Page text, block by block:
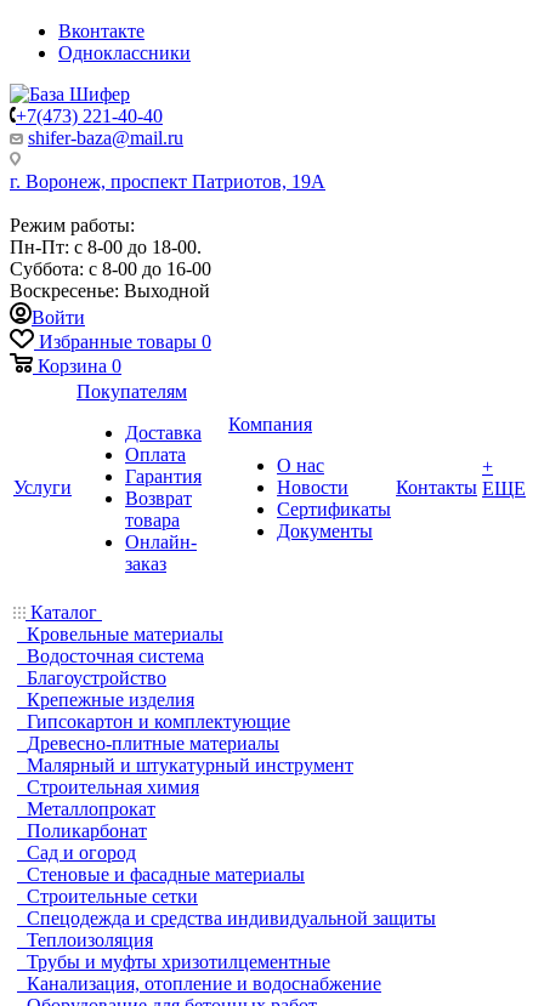
Вконтакте
Одноклассники
+7(473) 221-40-40
shifer-baza@mail.ru
г. Воронеж, проспект Патриотов, 19А
Режим работы:
Пн-Пт: с 8-00 до 18-00.
Суббота: с 8-00 до 16-00
Воскресенье: Выходной
Войти
Избранные товары 0
Корзина 0
Услуги
Покупателям
Доставка
Оплата
Гарантия
Возврат
товара
Онлайн-
заказ
Компания
О нас
Новости
Сертификаты
Документы
Контакты
+
ЕЩЕ
Каталог
Кровельные материалы
Водосточная система
Благоустройство
Крепежные изделия
Гипсокартон и комплектующие
Древесно-плитные материалы
Малярный и штукатурный инструмент
Строительная химия
Металлопрокат
Поликарбонат
Сад и огород
Стеновые и фасадные материалы
Строительные сетки
Спецодежда и средства индивидуальной защиты
Теплоизоляция
Трубы и муфты хризотилцементные
Канализация, отопление и водоснабжение